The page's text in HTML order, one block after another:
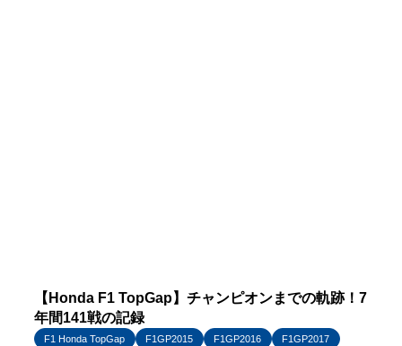
【Honda F1 TopGap】チャンピオンまでの軌跡！7
年間141戦の記録
F1 Honda TopGap F1GP2015 F1GP2016
F1GP2017